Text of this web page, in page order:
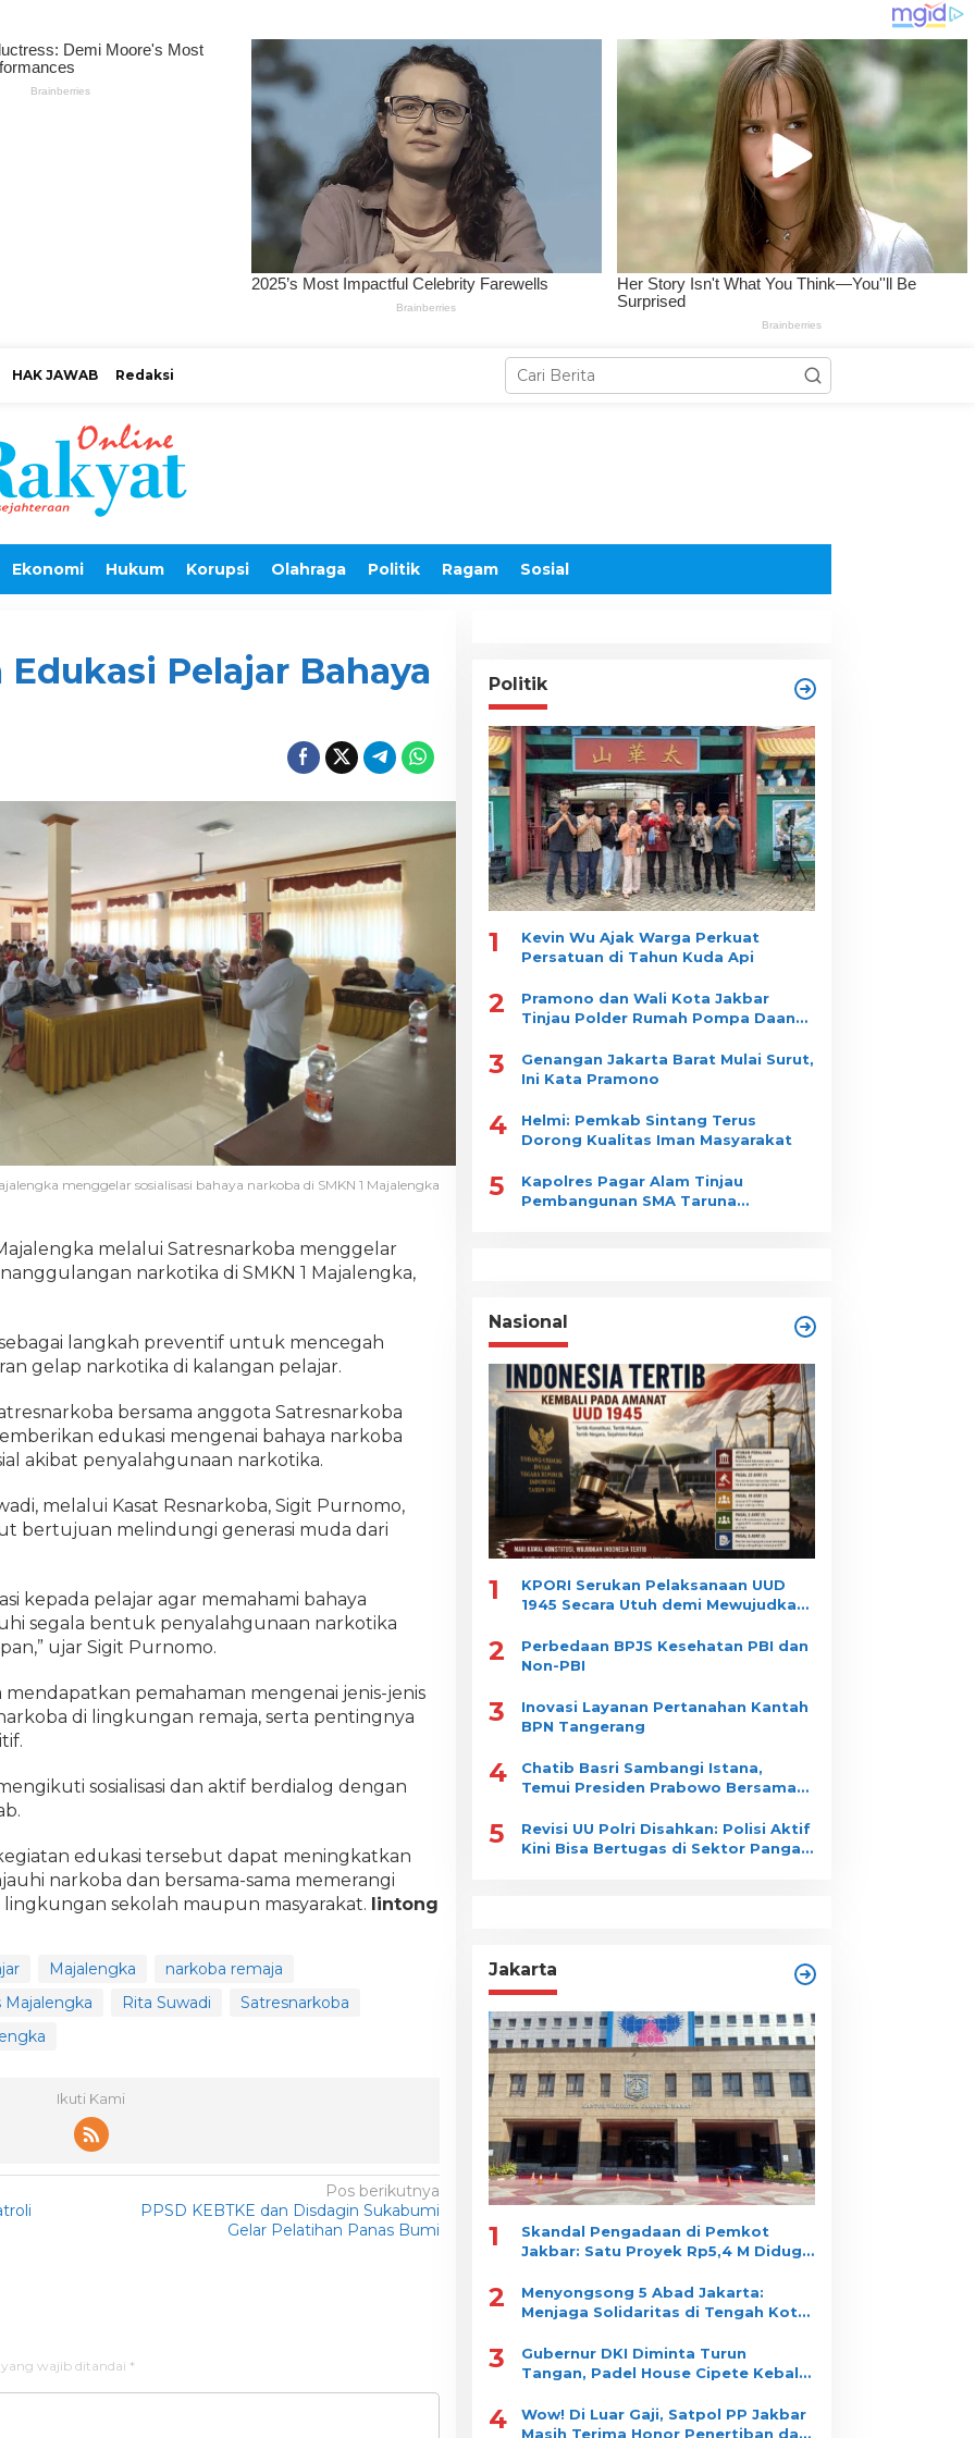
HAK JAWAB Redaksi
Ekonomi Hukum Korupsi Olahraga Politik Ragam Sosial
Pelajar Bahaya
menggelar sosialisasi bahaya narkoba di SMKN 1 Majalengka
melalui Satresnarkoba menggelar
narkotika di SMKN 1 Majalengka,
langkah preventif untuk mencegah
gelap narkotika di kalangan pelajar.
bersama anggota Satresnarkoba
edukasi mengenai bahaya narkoba
akibat penyalahgunaan narkotika.
melalui Kasat Resnarkoba, Sigit Purnomo,
bertujuan melindungi generasi muda dari
kepada pelajar agar memahami bahaya
segala bentuk penyalahgunaan narkotika
ujar Sigit Purnomo.
mendapatkan pemahaman mengenai jenis-jenis
di lingkungan remaja, serta pentingnya
sosialisasi dan aktif berdialog dengan
edukasi tersebut dapat meningkatkan
narkoba dan bersama-sama memerangi
sekolah maupun masyarakat. lintong
Majalengka
narkoba remaja
Majalengka Rita Suwadi
Satresnarkoba
Ikuti Kami
Pos berikutnya
PPSD KEBTKE dan Disdagin Sukabumi
Gelar Pelatihan Panas Bumi
yang wajib ditandai *
Politik
1
Kevin Wu Ajak Warga Perkuat
Persatuan di Tahun Kuda Api
2
Pramono dan Wali Kota Jakbar
Tinjau Polder Rumah Pompa Daan
3
Genangan Jakarta Barat Mulai Surut,
Ini Kata Pramono
4
Helmi: Pemkab Sintang Terus
Dorong Kualitas Iman Masyarakat
5
Kapolres Pagar Alam Tinjau
Pembangunan SMA Taruna
Nasional
1
KPORI Serukan Pelaksanaan UUD
1945 Secara Utuh demi Mewujudkan
2
Perbedaan BPJS Kesehatan PBI dan
Non-PBI
3
Inovasi Layanan Pertanahan Kantah
BPN Tangerang
4
Chatib Basri Sambangi Istana,
Temui Presiden Prabowo Bersama
5
Revisi UU Polri Disahkan: Polisi Aktif
Kini Bisa Bertugas di Sektor Pangan
Jakarta
1
Skandal Pengadaan di Pemkot
Jakbar: Satu Proyek Rp5,4 M Diduga
Satu Vendor
2
Menyongsong 5 Abad Jakarta:
Menjaga Solidaritas di Tengah Kota
3
Gubernur DKI Diminta Turun
Tangan, Padel House Cipete Kebal
4
Wow! Di Luar Gaji, Satpol PP Jakbar
Masih Terima Honor Penertiban dan